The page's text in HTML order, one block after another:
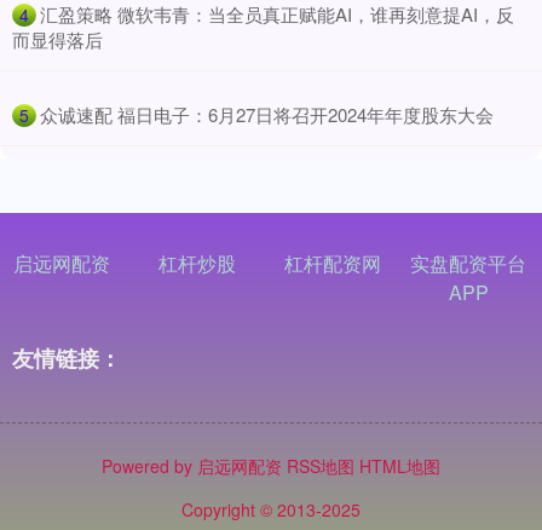
4 ​汇盈策略 微软韦青：当全员真正赋能AI，谁再刻意提AI，反
而显得落后
5 ​众诚速配 福日电子：6月27日将召开2024年年度股东大会
启远网配资 杠杆炒股 杠杆配资网
实盘配资平台
APP
友情链接：
Powered by 启远网配资 RSS地图 HTML地图
Copyright © 2013-2025